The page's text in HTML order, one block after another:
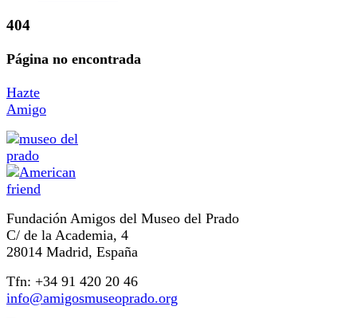
404
Página no encontrada
Hazte
Amigo
Fundación Amigos del Museo del Prado
C/ de la Academia, 4
28014 Madrid, España
Tfn: +34 91 420 20 46
info@amigosmuseoprado.org